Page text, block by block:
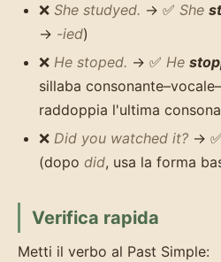
❌ She studyed. → ✅ She
→ -ied)
❌ He stoped. → ✅ He
sillaba
raddoppia l'ultima
❌ Did you watched it? → ✅
(dopo did, usa la forma
Verifica rapida
Metti il verbo al Past Simple: